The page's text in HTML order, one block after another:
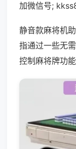
加微信号;
静音款麻将机
指通过一些无
控制麻将牌功